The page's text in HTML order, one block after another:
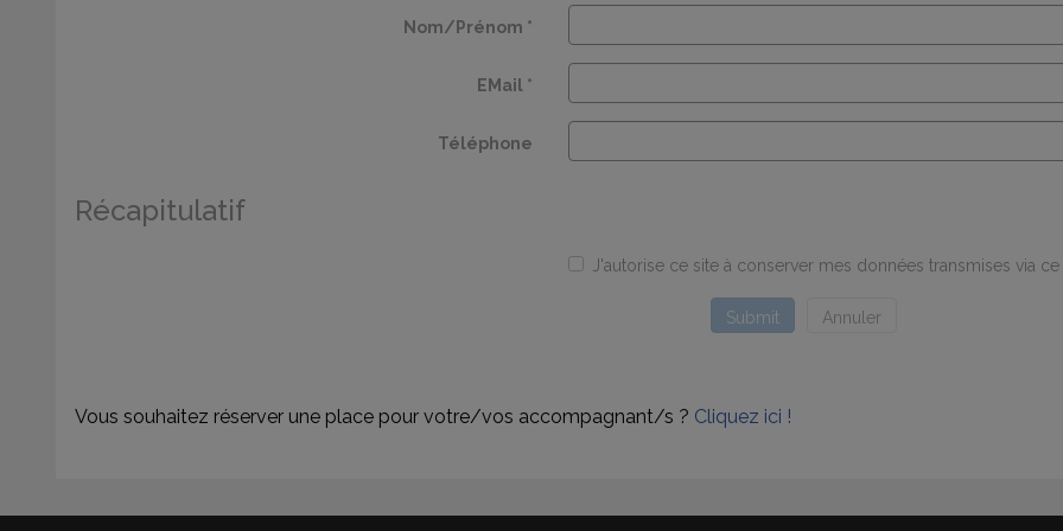
Nom/Prénom *
EMail *
Téléphone
Récapitulatif
J'autorise ce site à conserver mes données transmises via ce
Submit Annuler
Vous souhaitez réserver une place pour votre/vos accompagnant/s ? Cliquez ici !